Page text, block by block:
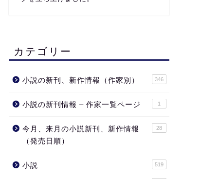
カテゴリー
小説の新刊、新作情報（作家別） 346
小説の新刊情報 – 作家一覧ページ 1
今月、来月の小説新刊、新作情報
（発売日順）
28
小説 519